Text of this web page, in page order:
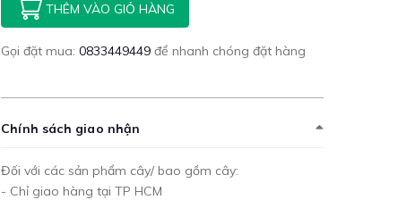
THÊM VÀO GIỎ HÀNG
Gọi đặt mua: 0833449449 để nhanh chóng đặt hàng
Chính sách giao nhận
Đối với các sản phẩm cây/ bao gồm cây:
- Chỉ giao hàng tại TP HCM